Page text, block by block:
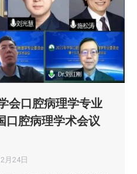
会口腔病理学专业
口腔病理学术会议
月24日